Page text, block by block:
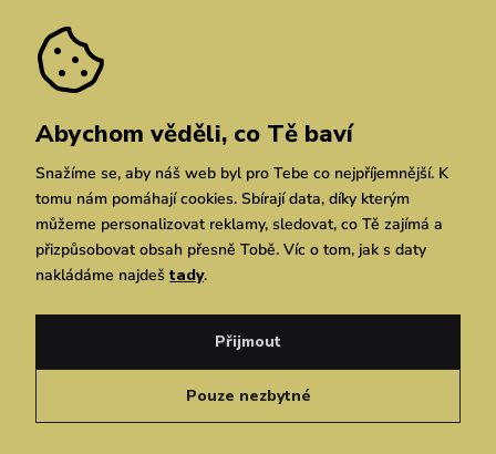
Pozáruční opravy
We Care
Dárkové poukazy
Vuchlook
Prodejny
Praha Brno Chrudim
Zásady ochrany osobních údajů
Simplia.cz
Zásady ochrany osobních údajů
Čeština
Abychom věděli, co Tě baví
Snažíme se, aby náš web byl pro Tebe co nejpříjemnější. K
tomu nám pomáhají cookies. Sbírají data, díky kterým
můžeme personalizovat reklamy, sledovat, co Tě zajímá a
přizpůsobovat obsah přesně Tobě. Víc o tom, jak s daty
nakládáme najdeš tady.
Pouze nezbytné
Přijmout